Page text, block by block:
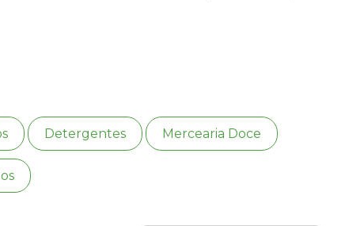
Detergentes Mercearia Doce